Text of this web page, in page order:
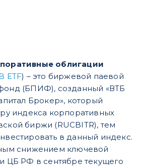
облигации
ETF) – это биржевой паевой
(БПИФ), созданный «ВТБ
Брокер», который
индекса корпоративных
биржи (RUCBITR), тем
в данный индекс.
снижением ключевой
ЦБ РФ в сентябре текущего